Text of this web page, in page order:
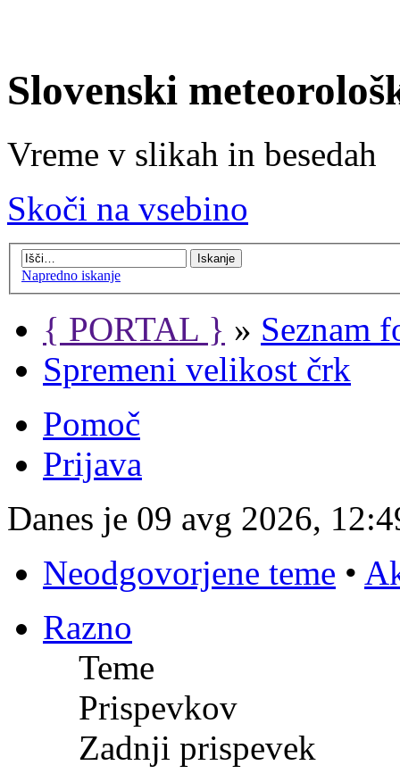
Slovenski
Vreme v slikah in besedah
Skoči na vsebino
Napredno iskanje
{ PORTAL } » Seznam
Spremeni velikost črk
Pomoč
Prijava
Danes je 09 avg 2026,
Neodgovorjene teme •
Razno
Teme
Prispevkov
Zadnji prispevek